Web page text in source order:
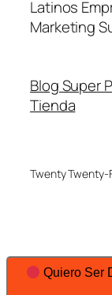
Latinos
Marketing
Blog Super
Tienda
Twenty Twenty-
Quiero Ser